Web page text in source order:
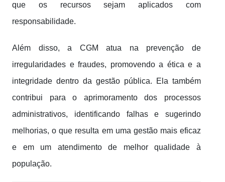
que os recursos sejam aplicados com
responsabilidade.
Além disso, a CGM atua na prevenção de
irregularidades e fraudes, promovendo a ética e a
integridade dentro da gestão pública. Ela também
contribui para o aprimoramento dos processos
administrativos, identificando falhas e sugerindo
melhorias, o que resulta em uma gestão mais eficaz
e em um atendimento de melhor qualidade à
população.